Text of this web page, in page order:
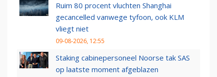
Ruim 80 procent vluchten Shanghai
gecancelled vanwege tyfoon, ook KLM
vliegt niet
09-08-2026, 12:55
Staking cabinepersoneel Noorse tak SAS
op laatste moment afgeblazen